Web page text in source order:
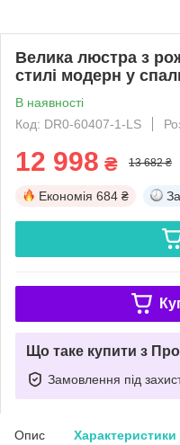
Велика люстра з
стилі модерн у
В наявності
Код: DR0-60407-1-LS
12 998 ₴ 13 682 ₴
Економія 684 ₴
Що таке купити з
Замовлення під
Опис Характеристики